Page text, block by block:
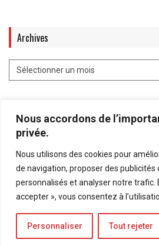
Nous accordons de
privée.
Nous utilisons des cookies pour
de navigation, proposer des publicités
personnalisés et analyser notre trafic.
accepter », vous consentez à
Personnaliser Tout rejeter
Archives
Mentions légales Politique de
Bluesky
LinkedIn
Twitter
© Forces Operations Blog -